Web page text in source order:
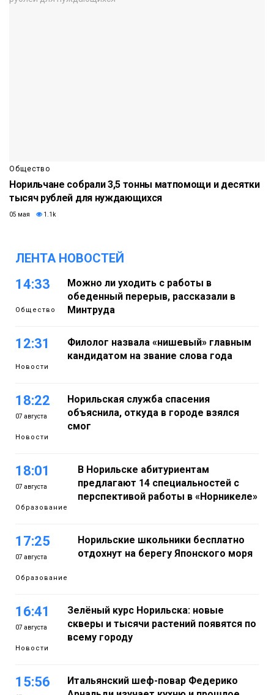
Общество
Норильчане собрали 3,5 тонны матпомощи и десятки
тысяч рублей для нуждающихся
05 мая 1.1k
ЛЕНТА НОВОСТЕЙ
14:33
Общество
Можно ли уходить с работы в
обеденный перерыв, рассказали в
Минтруда
12:31
Новости
Филолог назвала «нишевый» главным
кандидатом на звание слова года
18:22
07 августа
Новости
Норильская служба спасения
объяснила, откуда в городе взялся
смог
18:01
07 августа
Образование
В Норильске абитуриентам
предлагают 14 специальностей с
перспективой работы в «Норникеле»
17:25
07 августа
Образование
Норильские школьники бесплатно
отдохнут на берегу Японского моря
16:41
07 августа
Новости
Зелёный курс Норильска: новые
скверы и тысячи растений появятся по
всему городу
15:56
Итальянский шеф-повар Федерико